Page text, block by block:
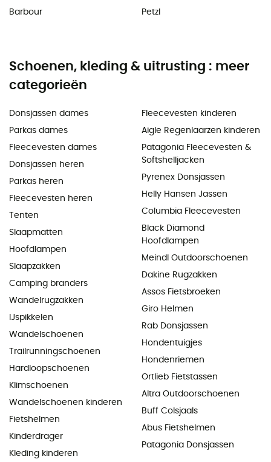
Barbour
Petzl
Schoenen, kleding & uitrusting : meer
categorieën
Donsjassen dames
Parkas dames
Fleecevesten dames
Donsjassen heren
Parkas heren
Fleecevesten heren
Tenten
Slaapmatten
Hoofdlampen
Slaapzakken
Camping branders
Wandelrugzakken
IJspikkelen
Wandelschoenen
Trailrunningschoenen
Hardloopschoenen
Klimschoenen
Wandelschoenen kinderen
Fietshelmen
Kinderdrager
Kleding kinderen
Fleecevesten kinderen
Aigle Regenlaarzen kinderen
Patagonia Fleecevesten &
Softshelljacken
Pyrenex Donsjassen
Helly Hansen Jassen
Columbia Fleecevesten
Black Diamond
Hoofdlampen
Meindl Outdoorschoenen
Dakine Rugzakken
Assos Fietsbroeken
Giro Helmen
Rab Donsjassen
Hondentuigjes
Hondenriemen
Ortlieb Fietstassen
Altra Outdoorschoenen
Buff Colsjaals
Abus Fietshelmen
Patagonia Donsjassen